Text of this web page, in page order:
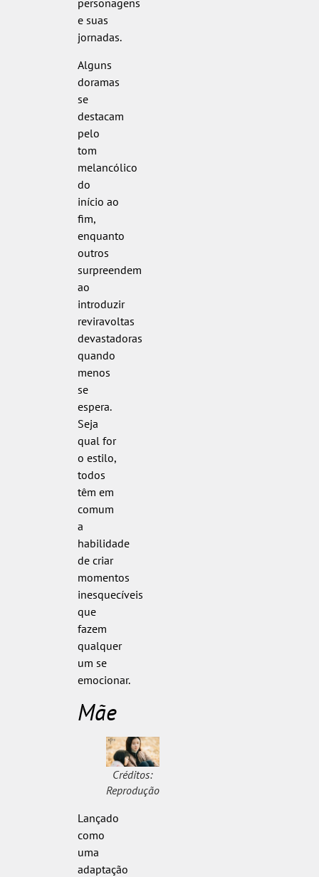
personagens
e suas
jornadas.
Alguns
doramas
se
destacam
pelo
tom
melancólico
do
início ao
fim,
enquanto
outros
surpreendem
ao
introduzir
reviravoltas
devastadoras
quando
menos
se
espera.
Seja
qual for
o estilo,
todos
têm em
comum
a
habilidade
de criar
momentos
inesquecíveis
que
fazem
qualquer
um se
emocionar.
Mãe
Créditos:
Reprodução
Lançado
como
uma
adaptação